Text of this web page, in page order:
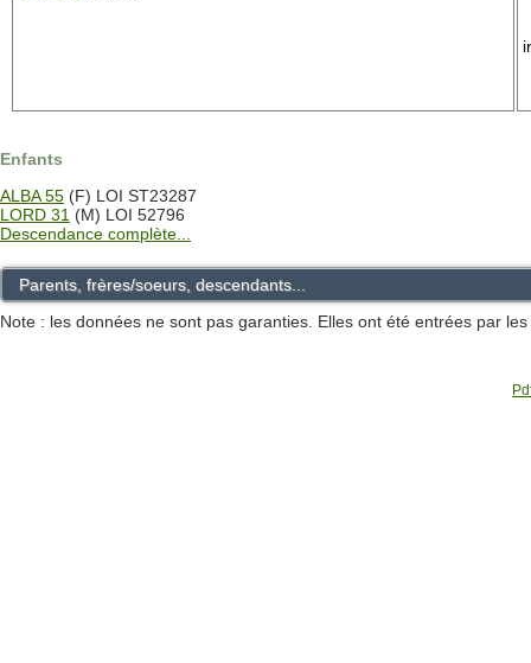
Enfants
ALBA 55 (F) LOI ST23287
LORD 31 (M) LOI 52796
Descendance complète...
Parents, frères/soeurs, descendants...
Note : les données ne sont pas garanties. Elles ont été entrées par